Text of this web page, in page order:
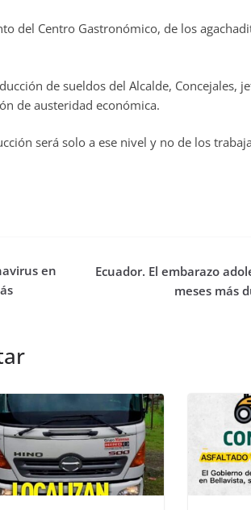
del Centro Gastronómico, de los
de sueldos del Alcalde, Concejales,
de austeridad económica.
será solo a ese nivel y no de los
en
Ecuador. El embarazo
meses más